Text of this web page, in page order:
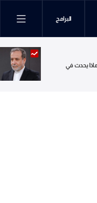
البرامج
ماذا يحدث في